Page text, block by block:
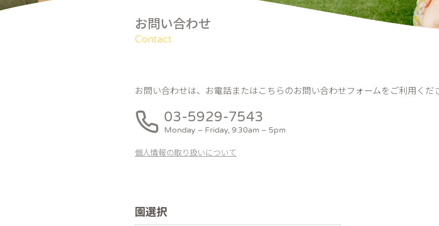
お問い合わせ
Contact
お問い合わせは、お電話またはこちらのお問い合わせフォームをご利用くだ
03-5929-7543
Monday – Friday, 9:30am – 5pm
個人情報の取り扱いについて
園選択